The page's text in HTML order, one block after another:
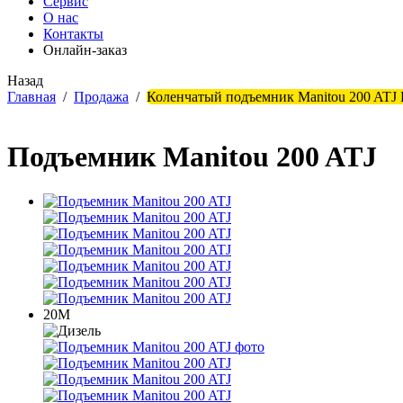
О нас
Контакты
Онлайн-заказ
Назад
Главная / Продажа / Коленчатый подъемник Manitou 200 ATJ
Подъемник Manitou 200 ATJ
20М